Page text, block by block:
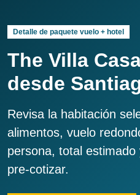
Detalle de paquete vuelo + hotel
The Villa
desde
Revisa la habitación
alimentos, vuelo
persona, total
pre-cotizar.